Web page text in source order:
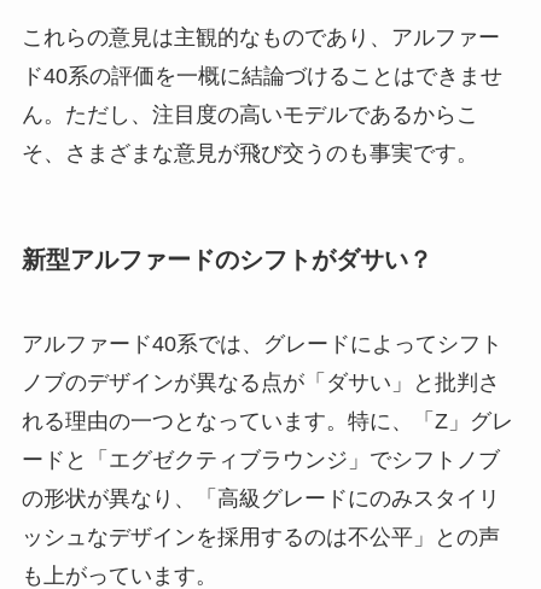
これらの意見は主観的なものであり、アルファー
ド40系の評価を一概に結論づけることはできませ
ん。ただし、注目度の高いモデルであるからこ
そ、さまざまな意見が飛び交うのも事実です。
新型アルファードのシフトがダサい？
アルファード40系では、グレードによってシフト
ノブのデザインが異なる点が「ダサい」と批判さ
れる理由の一つとなっています。特に、「Z」グレ
ードと「エグゼクティブラウンジ」でシフトノブ
の形状が異なり、「高級グレードにのみスタイリ
ッシュなデザインを採用するのは不公平」との声
も上がっています。